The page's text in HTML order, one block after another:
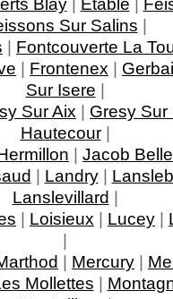
Sur Salins |
| Fontcouverte La
| Frontenex |
Sur Isere |
Sur Aix | Gresy Sur
Hautecour|
| Jacob
| Landry|
Lanslevillard |
| Loisieux | Lucey |
|
| Mercury |
Mollettes |